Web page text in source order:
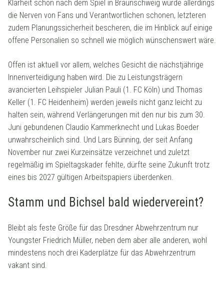
Klarheit schon nach dem Spiel in Braunschweig würde allerdings
die Nerven von Fans und Verantwortlichen schonen, letzteren
zudem Planungssicherheit bescheren, die im Hinblick auf einige
offene Personalien so schnell wie möglich wünschenswert wäre.
Offen ist aktuell vor allem, welches Gesicht die nächstjährige
Innenverteidigung haben wird. Die zu Leistungsträgern
avancierten Leihspieler Julian Pauli (1. FC Köln) und Thomas
Keller (1. FC Heidenheim) werden jeweils nicht ganz leicht zu
halten sein, während Verlängerungen mit den nur bis zum 30.
Juni gebundenen Claudio Kammerknecht und Lukas Boeder
unwahrscheinlich sind. Und Lars Bünning, der seit Anfang
November nur zwei Kurzeinsätze verzeichnet und zuletzt
regelmäßig im Spieltagskader fehlte, dürfte seine Zukunft trotz
eines bis 2027 gültigen Arbeitspapiers überdenken.
Stamm und Bichsel bald wiedervereint?
Bleibt als feste Größe für das Dresdner Abwehrzentrum nur
Youngster Friedrich Müller, neben dem aber alle anderen, wohl
mindestens noch drei Kaderplätze für das Abwehrzentrum
vakant sind.